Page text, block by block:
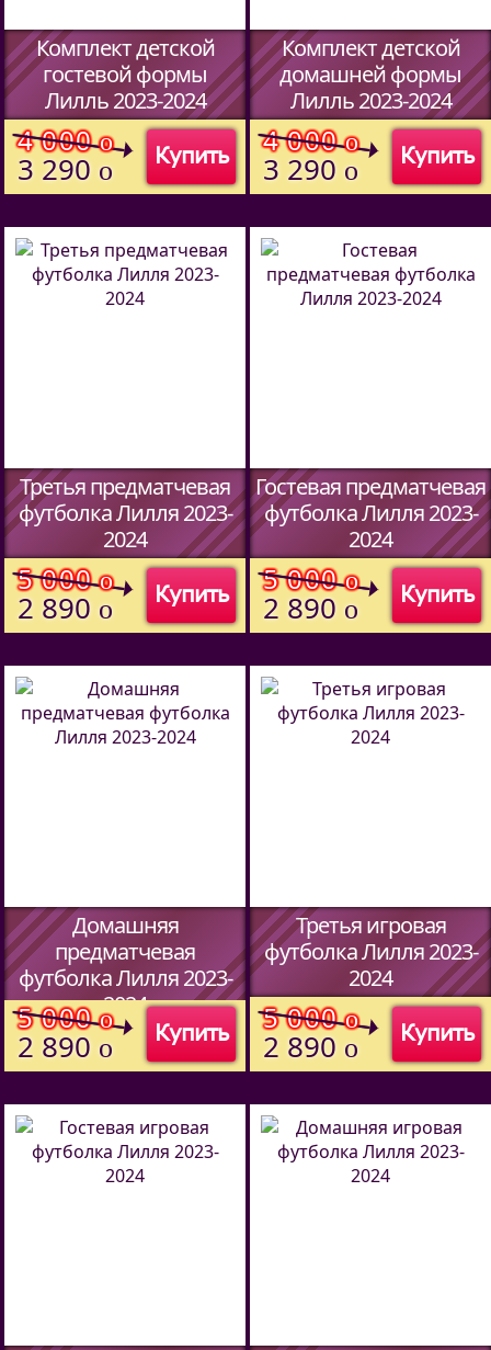
Комплект детской
гостевой формы
Лилль 2023-2024
(Код:51487094
Купить
4 000o
3 290 o
Комплект детской
домашней формы
Лилль 2023-2024
(Код:51487094
Купить
4 000o
3 290 o
Третья предматчевая
футболка Лилля 2023-
2024
(Код:51457094
Купить
5 000o
2 890 o
Гостевая предматчевая
футболка Лилля 2023-
2024
(Код:51457094
Купить
5 000o
2 890 o
Домашняя
предматчевая
футболка Лилля 2023-
2024
(Код:51457094) Купить
5 000o
2 890 o
Третья игровая
футболка Лилля 2023-
2024
(Код:51457094
Купить
5 000o
2 890 o